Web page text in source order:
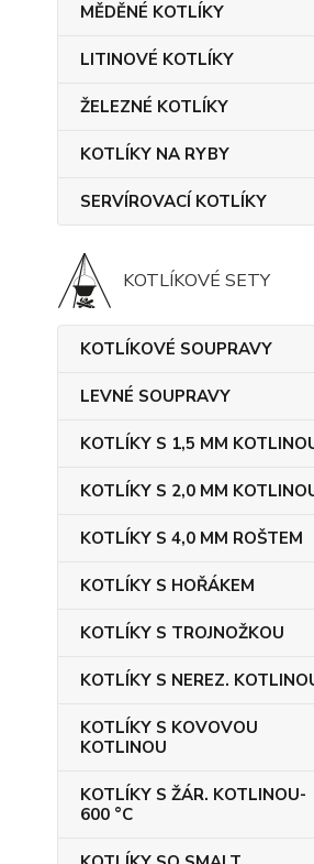
MĚDĚNÉ KOTLÍKY
LITINOVÉ KOTLÍKY
ŽELEZNÉ KOTLÍKY
KOTLÍKY NA RYBY
SERVÍROVACÍ KOTLÍKY
KOTLÍKOVÉ SETY
KOTLÍKOVÉ SOUPRAVY
LEVNÉ SOUPRAVY
KOTLÍKY S 1,5 MM
KOTLÍKY S 2,0 MM
KOTLÍKY S 4,0 MM ROŠTEM
KOTLÍKY S HOŘÁKEM
KOTLÍKY S TROJNOŽKOU
KOTLÍKY S NEREZ.
KOTLÍKY S KOVOVOU
KOTLINOU
KOTLÍKY S ŽÁR. KOTLINOU-
600 °C